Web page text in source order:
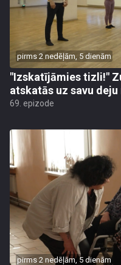
pirms 2 nedēļām, 5 dienām
"Izskatījāmies tizli!"
atskatās uz savu
69. epizode
pirms 2 nedēļām, 5 dienām